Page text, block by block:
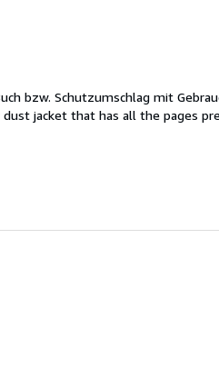
bzw. Schutzumschlag mit
jacket that has all the pages